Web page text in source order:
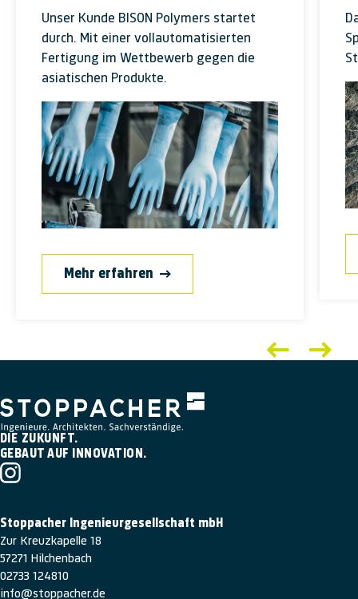
Unser Kunde BISON Polymers startet
durch. Mit einer vollautomatisierten
Fertigung im Wettbewerb gegen die
asiatischen Produkte.
Mehr erfahren
DIE ZUKUNFT.
GEBAUT AUF INNOVATION.
Stoppacher Ingenieurgesellschaft mbH
Zur Kreuzkapelle 18
57271 Hilchenbach
02733 124810
info@stoppacher.de